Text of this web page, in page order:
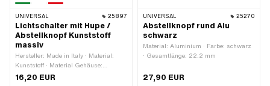
UNIVERSAL 25897
Lichtschalter mit Hupe /
Abstellknopf Kunststoff
massiv
Hersteller: Made in Italy · Material:
Kunststoff · Material Gehäuse:
Kunststoff · Material Unterbau: Stahl ·
Farbe: schwarz-matt · Funktionen:
16,20 EUR
UNIVERSAL 25270
Abstellknopf rund Alu
schwarz
Material: Aluminium · Farbe: schwarz
· Gesamtlänge: 22.2 mm
27,90 EUR